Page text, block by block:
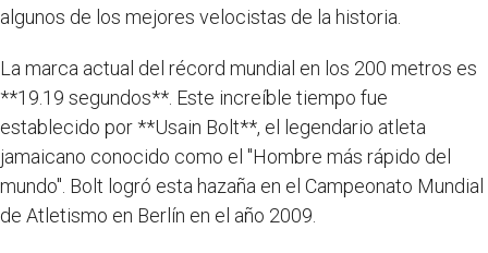
algunos de los mejores velocistas de la historia.
La marca actual del récord mundial en los 200 metros es
**19.19 segundos**. Este increíble tiempo fue
establecido por **Usain Bolt**, el legendario atleta
jamaicano conocido como el "Hombre más rápido del
mundo". Bolt logró esta hazaña en el Campeonato Mundial
de Atletismo en Berlín en el año 2009.